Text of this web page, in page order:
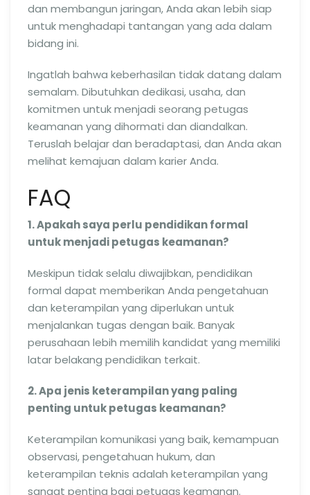
dan membangun jaringan, Anda akan lebih siap
untuk menghadapi tantangan yang ada dalam
bidang ini.
Ingatlah bahwa keberhasilan tidak datang dalam
semalam. Dibutuhkan dedikasi, usaha, dan
komitmen untuk menjadi seorang petugas
keamanan yang dihormati dan diandalkan.
Teruslah belajar dan beradaptasi, dan Anda akan
melihat kemajuan dalam karier Anda.
FAQ
1. Apakah saya perlu pendidikan formal
untuk menjadi petugas keamanan?
Meskipun tidak selalu diwajibkan, pendidikan
formal dapat memberikan Anda pengetahuan
dan keterampilan yang diperlukan untuk
menjalankan tugas dengan baik. Banyak
perusahaan lebih memilih kandidat yang memiliki
latar belakang pendidikan terkait.
2. Apa jenis keterampilan yang paling
penting untuk petugas keamanan?
Keterampilan komunikasi yang baik, kemampuan
observasi, pengetahuan hukum, dan
keterampilan teknis adalah keterampilan yang
sangat penting bagi petugas keamanan.